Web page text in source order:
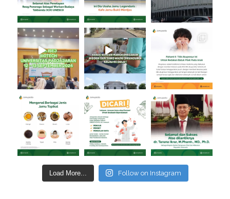
Load More... Follow on Instagram